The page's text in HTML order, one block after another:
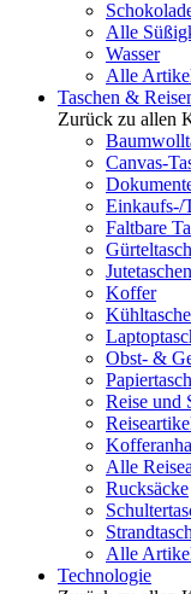
Alle
Wasser
Alle
Taschen &
Zurück zu allen
Canvas-
Einkaufs-/
Faltbare
Jutetaschen
Koffer
Obst- &
Reise und
Alle
Rucksäcke
Alle
Technologie